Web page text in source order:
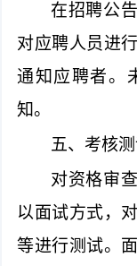
在招聘公
对应聘人员进
通知应聘者。
知。
五、考核
对资格审
以面试方式，
等进行测试。